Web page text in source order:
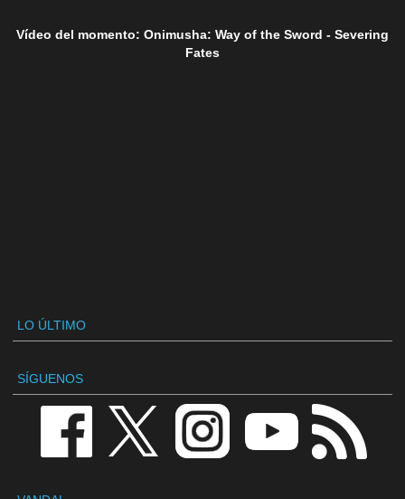
Vídeo del momento: Onimusha: Way of the Sword - Severing
Fates
LO ÚLTIMO
SÍGUENOS